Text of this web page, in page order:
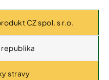
CZ spol. s r.o.
stravy